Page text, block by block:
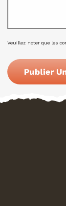
Veuillez noter que les